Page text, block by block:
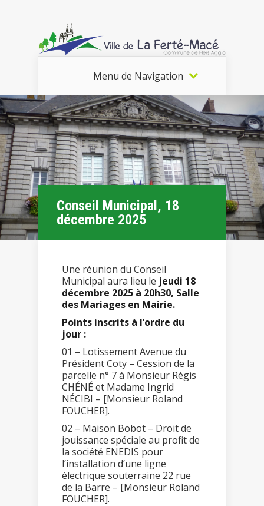
Menu de Navigation
Conseil Municipal, 18
décembre 2025
Une réunion du Conseil
Municipal aura lieu le jeudi 18
décembre 2025 à 20h30, Salle
des Mariages en Mairie.
Points inscrits à l’ordre du
jour :
01 – Lotissement Avenue du
Président Coty – Cession de la
parcelle n° 7 à Monsieur Régis
CHÉNÉ et Madame Ingrid
NÉCIBI – [Monsieur Roland
FOUCHER].
02 – Maison Bobot – Droit de
jouissance spéciale au profit de
la société ENEDIS pour
l’installation d’une ligne
électrique souterraine 22 rue
de la Barre – [Monsieur Roland
FOUCHER].